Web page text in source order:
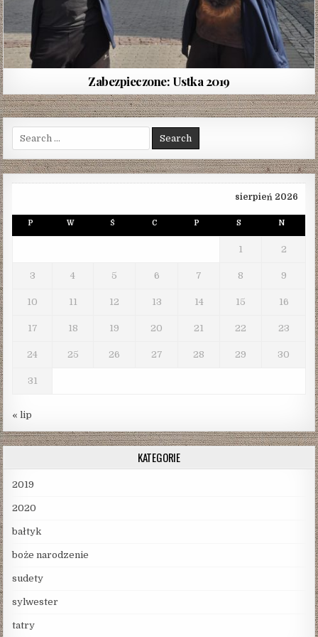
Zabezpieczone: Ustka 2019
for:
sierpień 2026
P W Ś C P S N
1 2
3 4 5 6 7 8 9
10 11 12 13 14 15 16
17 18 19 20 21 22 23
24 25 26 27 28 29 30
31
« lip
KATEGORIE
2019
2020
bałtyk
boże narodzenie
sudety
sylwester
tatry